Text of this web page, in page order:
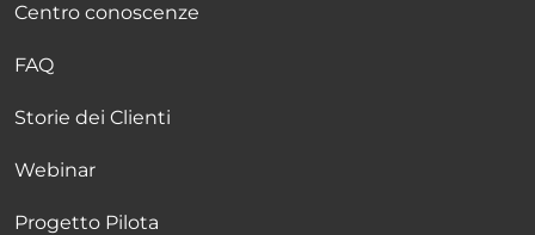
Centro conoscenze
FAQ
Storie dei Clienti
Webinar
Progetto Pilota